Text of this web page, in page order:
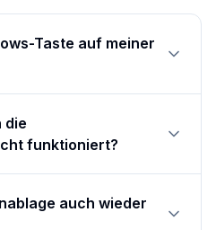
Taste auf meiner
die
funktioniert?
auch wieder